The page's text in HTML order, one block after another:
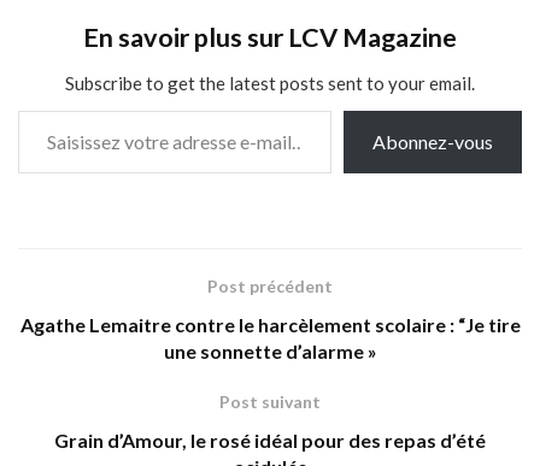
En savoir plus sur LCV Magazine
Subscribe to get the latest posts sent to your email.
Saisissez votre adresse e-mail…
Abonnez-vous
Post précédent
Agathe Lemaitre contre le harcèlement scolaire : “Je tire
une sonnette d’alarme »
Post suivant
Grain d’Amour, le rosé idéal pour des repas d’été